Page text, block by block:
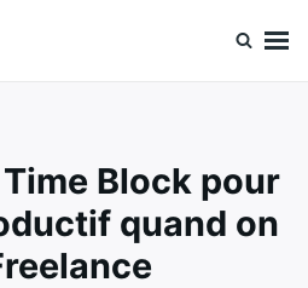
Block pour
quand on